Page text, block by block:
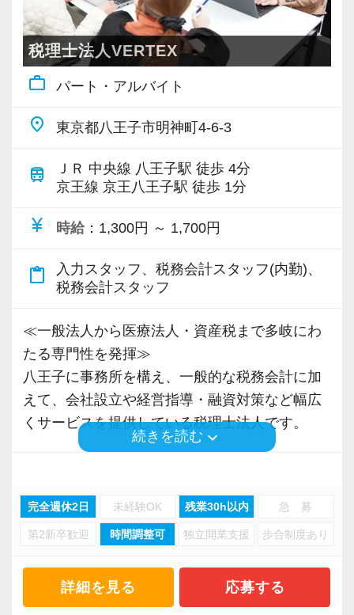
まずはカジュアル面談からでも歓迎です
「応募する」からお気軽にご連絡ください。
もちろん生産性や効率性とのバランスは必要で
すが、大前提としてVERTEXでは「人を大切に
できる人」と一緒に働きたいと思っています。
した先に「あなたにお任せしたい」と言ってい
こうした関係構築に楽しさを見出せる方なら、
ステージを創りたい≫
一人ひとりが無理をせず、お客様に寄り添いな
私たちはそこを重視しています。
それぞれのメンバーが、快適に長く活躍できる
環境作りに力を入れています！
≪オフィスカジュアルOK！税理士事務所らしく
ない事務所≫
極端にラフすぎるのはNGですが、上下スーツで
ある必要はありません。
犬がいることなども含めて一般的な税理士事務
所のような固さはないため「税理士事務所っぽ
税理士法人VERTEX
work_outline パート・アルバイト
place 東京都八王子市明神町4-6-3
train
ＪＲ 中央線 八王子駅 徒歩 4分
京王線 京王八王子駅 徒歩 1分
currency_yen 時給 ：1,300円 ～ 1,700円
content_paste
入力スタッフ、税務会計スタッフ(内勤)、
税務会計スタッフ
≪一般法人から医療法人・資産税まで多岐にわ
たる専門性を発揮≫
八王子に事務所を構え、一般的な税務会計に加
えて、会社設立や経営指導・融資対策など幅広
くサービスを提供している税理士法人です。
どの案件の実績も少なくありません。
見た事務的な処理ではなく、あくまで「人と
人」の会話やコミュニケーションから生まれる
続きを読む keyboard_arrow_down
完全週休2日 未経験OK 残業30h以内 急 募
第2新卒歓迎 時間調整可 独立開業支援 歩合制度あり
詳細を見る 応募する